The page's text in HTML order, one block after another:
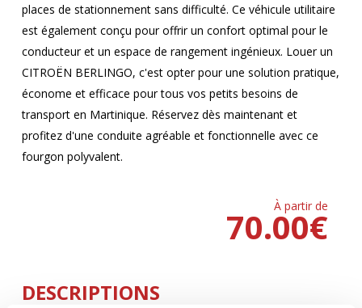
places de stationnement sans difficulté. Ce véhicule utilitaire
est également conçu pour offrir un confort optimal pour le
conducteur et un espace de rangement ingénieux. Louer un
CITROËN BERLINGO, c'est opter pour une solution pratique,
économe et efficace pour tous vos petits besoins de
transport en Martinique. Réservez dès maintenant et
profitez d'une conduite agréable et fonctionnelle avec ce
fourgon polyvalent.
À partir de
€
70.00
DESCRIPTIONS